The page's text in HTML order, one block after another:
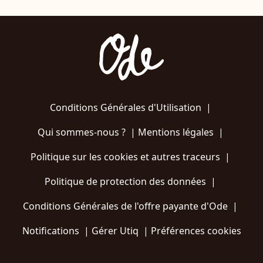
Conditions Générales d'Utilisation |
Qui sommes-nous ?| Mentions légales |
Politique sur les cookies et autres traceurs |
Politique de protection des données |
Conditions Générales de l'offre payante d'Ode |
Notifications | Gérer Utiq | Préférences cookies